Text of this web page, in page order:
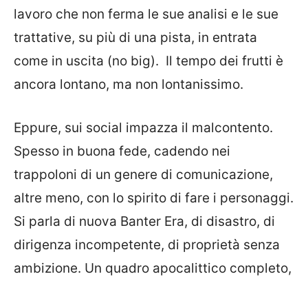
lavoro che non ferma le sue analisi e le sue
trattative, su più di una pista, in entrata
come in uscita (no big). Il tempo dei frutti è
ancora lontano, ma non lontanissimo.
Eppure, sui social impazza il malcontento.
Spesso in buona fede, cadendo nei
trappoloni di un genere di comunicazione,
altre meno, con lo spirito di fare i personaggi.
Si parla di nuova Banter Era, di disastro, di
dirigenza incompetente, di proprietà senza
ambizione. Un quadro apocalittico completo,